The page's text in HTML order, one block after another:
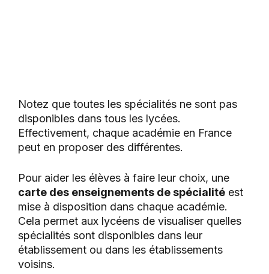
Notez que toutes les spécialités ne sont pas
disponibles dans tous les lycées.
Effectivement, chaque académie en France
peut en proposer des différentes.
Pour aider les élèves à faire leur choix, une
carte des enseignements de spécialité est
mise à disposition dans chaque académie.
Cela permet aux lycéens de visualiser quelles
spécialités sont disponibles dans leur
établissement ou dans les établissements
voisins.